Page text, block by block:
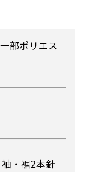
部ポリエス
・裾2本針
上部に棒袋
上部に棒袋